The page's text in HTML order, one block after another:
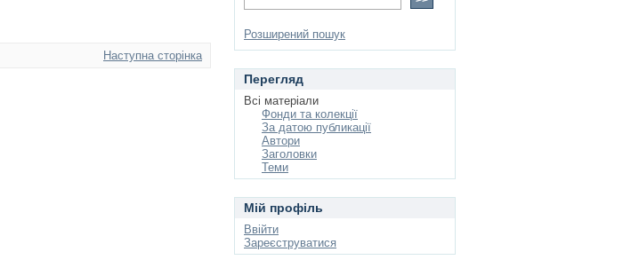
Наступна сторінка
Розширений пошук
Перегляд
Всі матеріали
Фонди та колекції
За датою публикації
Автори
Заголовки
Теми
Мій профіль
Ввійти
Зареєструватися